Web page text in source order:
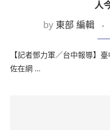
人
by 東部 編輯
【記者鄧力軍／台中報導】
佐在網 …